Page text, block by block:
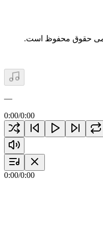
حقوق محفوظ است.
—
0:00/0:00
0:00/0:00